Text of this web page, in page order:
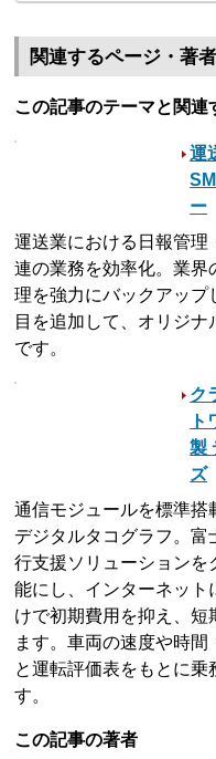
関連するページ・著
この記事のテーマと関連
運
ー
運送業における日報管理
連の業務を効率化。業界
理を強力にバックアッ
目を追加して、オリジ
です。
ク
製
ズ
通信モジュールを標準搭
デジタルタコグラフ。富
行支援ソリューション
能にし、インターネッ
けで初期費用を抑え、短
ます。車両の速度や時
と運転評価表をもとに乗
す。
この記事の著者